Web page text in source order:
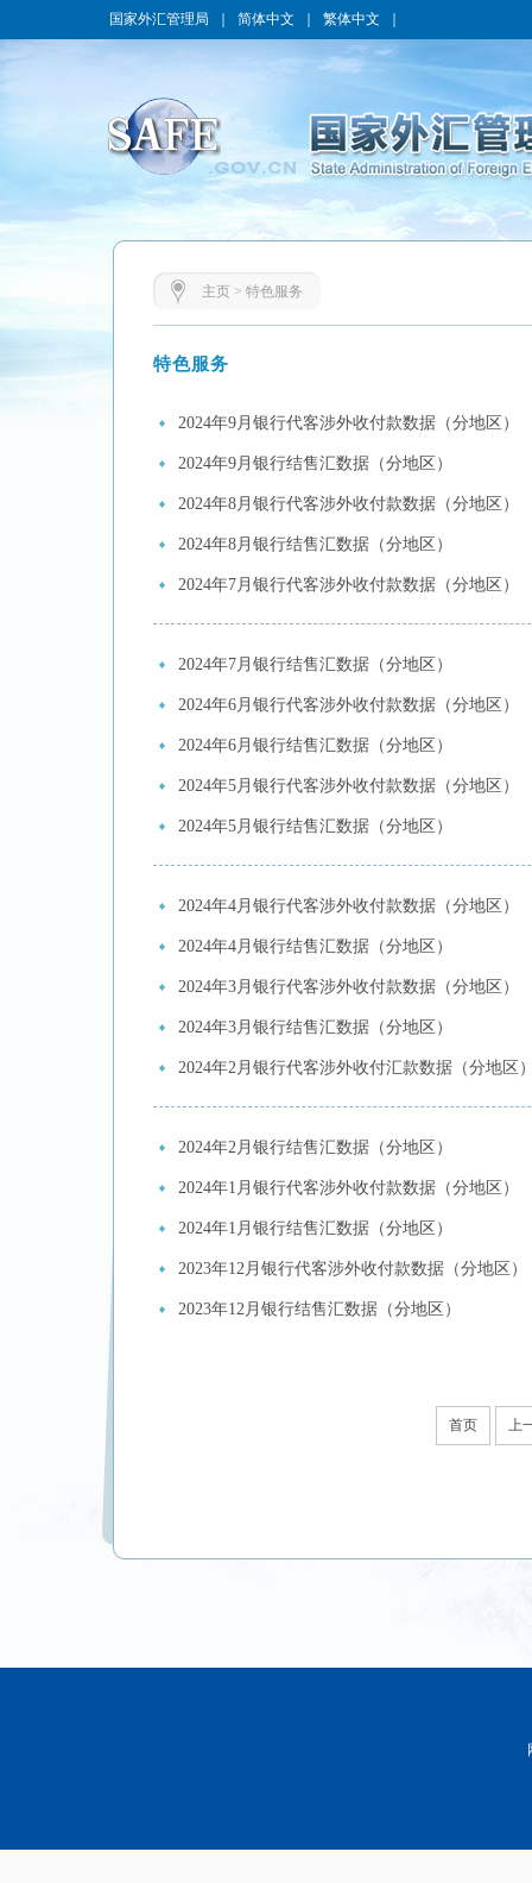
国家外汇管理局 简体中文 繁体中文
主页> 特色服务
特色服务
2024年9月银行代客涉外收付款数据（分地区）
2024年9月银行结售汇数据（分地区）
2024年8月银行代客涉外收付款数据（分地区）​
2024年8月银行结售汇数据（分地区）
2024年7月银行代客涉外收付款数据（分地区）​
2024年7月银行结售汇数据（分地区）​
2024年6月银行代客涉外收付款数据（分地区）​
2024年6月银行结售汇数据（分地区）​
2024年5月银行代客涉外收付款数据（分地区）​
2024年5月银行结售汇数据（分地区）​
2024年4月银行代客涉外收付款数据（分地区）​
2024年4月银行结售汇数据（分地区）​
2024年3月银行代客涉外收付款数据（分地区）​
2024年3月银行结售汇数据（分地区）
2024年2月银行代客涉外收付汇款数据（分地区
2024年2月银行结售汇数据（分地区）
2024年1月银行代客涉外收付款数据（分地区）
2024年1月银行结售汇数据（分地区）
2023年12月银行代客涉外收付款数据（分地区）
2023年12月银行结售汇数据（分地区）
首页 上